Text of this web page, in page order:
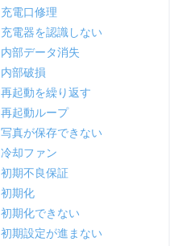
充電口修理
充電器を認識しない
内部データ消失
内部破損
再起動を繰り返す
再起動ループ
写真が保存できない
冷却ファン
初期不良保証
初期化
初期化できない
初期設定が進まない